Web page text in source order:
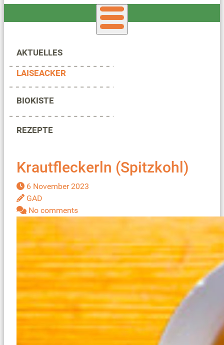
AKTUELLES
LAISEACKER
BIOKISTE
REZEPTE
Krautfleckerln (Spitzkohl)
6 November 2023
GAD
No comments